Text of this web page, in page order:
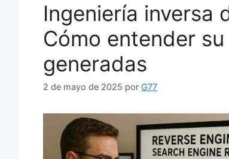
Ingeniería inversa
Cómo entender
generadas
2 de mayo de 2025 por G77